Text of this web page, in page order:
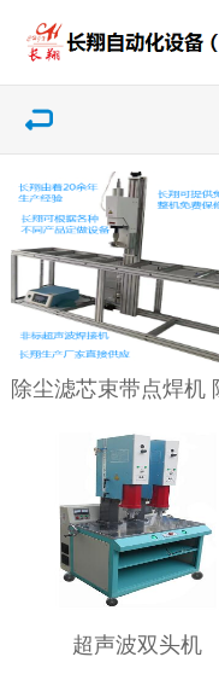
超声波双头机